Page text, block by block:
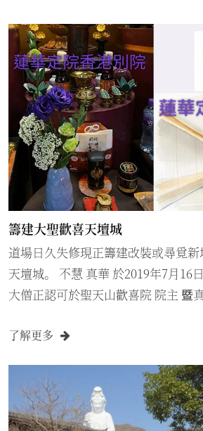
本獨有的佛教系統 不過，之所以有
原來與佛教的傳播和亞洲歷史有相當
亞研究所博士兼珠海書院歷史研究所
出，雖然佛教源自印度，但傳入不
變。今時今日在香港所接觸的是受
響的「中式佛教」，早於唐朝便傳
為大乘佛法，已經與印度的「小乘
在中國的歷史發展中，因為戰亂而
時不少人會將其親友葬在附近的廟
到和尚的頌法，後來便衍生出專門接
依然過着世俗的生活，但同時學懂
「喃嘸佬」一樣。 至於在日本，歷史中自唐朝起便有佛
教傳入的記載，不過去到後來，才
為社會的各種因素，主張宗教和政治
這班僧人還俗，只留下宗教傳播者
個人品德如何，那是他的宗教的事務了。 香港
本歸來不被認同...
籌建大聖歡喜天壇城
道場日久失修現正籌建改裝或尋覓
天壇城。 不慧 真華 於2019年7月16日 得到恩師 添田隆昭
大僧正認可於聖天山歡喜院 院主 暨
英全 得予傳授大聖歡喜天供養法 花水供
年在高野山建首座尊勝塔籍此表白。 恩師 鈴木 英全大聖
歡喜天行者， 認可建立香港別院 歡
以行持不退的心勤修聖天法供養，以表
了解更多